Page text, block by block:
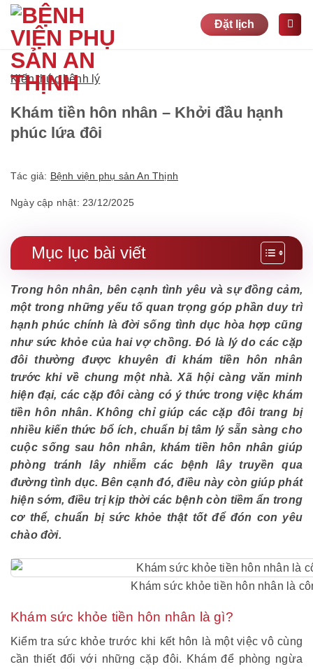
Bỏ
nội
dung
Đặt lịch
Kiến thức bệnh lý
Khám tiền hôn nhân – Khởi đầu hạnh
phúc lứa đôi
Tác giả: Bệnh viện phụ sản An Thịnh
Ngày cập nhật: 23/12/2025
Mục lục bài viết
Trong hôn nhân, bên cạnh tình yêu và sự đồng cảm,
một trong những yếu tố quan trọng góp phần duy trì
hạnh phúc chính là đời sống tình dục hòa hợp cũng
như sức khỏe của hai vợ chồng. Đó là lý do các cặp
đôi thường được khuyên đi khám tiền hôn nhân
trước khi về chung một nhà. Xã hội càng văn minh
hiện đại, các cặp đôi càng có ý thức trong việc khám
tiền hôn nhân. Không chỉ giúp các cặp đôi trang bị
nhiều kiến thức bổ ích, chuẩn bị tâm lý sẵn sàng cho
cuộc sống sau hôn nhân, khám tiền hôn nhân giúp
phòng tránh lây nhiễm các bệnh lây truyền qua
đường tình dục. Bên cạnh đó, điều này còn giúp phát
hiện sớm, điều trị kịp thời các bệnh còn tiềm ẩn trong
cơ thể, chuẩn bị sức khỏe thật tốt để đón con yêu
chào đời.
Khám sức khỏe tiền hôn nhân là
Khám sức khỏe tiền hôn nhân là gì?
Kiểm tra sức khỏe trước khi kết hôn là một việc vô cùng
cần thiết đối với những cặp đôi. Khám để phòng ngừa